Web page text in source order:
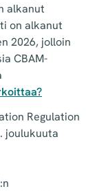
alkanut
on alkanut
2026, jolloin
CBAM-
Regulation
joulukuuta